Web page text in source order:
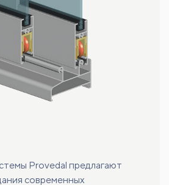
Provedal предлагают
современных